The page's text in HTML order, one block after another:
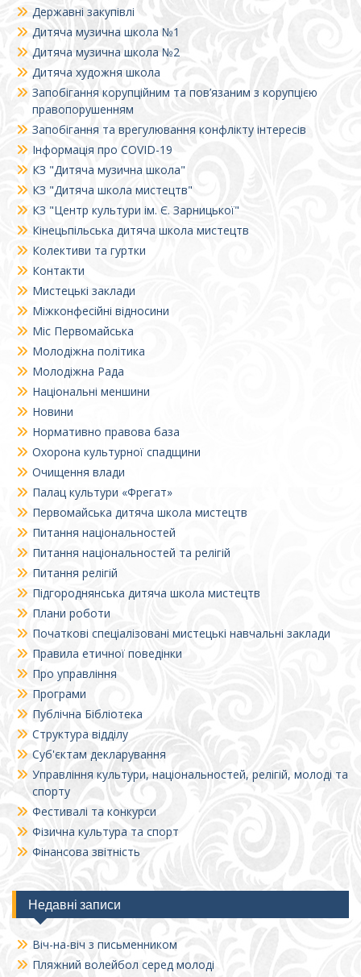
Державні закупівлі
Дитяча музична школа №1
Дитяча музична школа №2
Дитяча художня школа
Запобігання корупційним та пов’язаним з корупцією
правопорушенням
Запобігання та врегулювання конфлікту інтересів
Інформація про COVID-19
КЗ "Дитяча музична школа"
КЗ "Дитяча школа мистецтв"
КЗ "Центр культури ім. Є. Зарницької"
Кінецьпільська дитяча школа мистецтв
Колективи та гуртки
Контакти
Мистецькі заклади
Міжконфесійні відносини
Міс Первомайська
Молодіжна політика
Молодіжна Рада
Національні меншини
Новини
Нормативно правова база
Охорона культурної спадщини
Очищення влади
Палац культури «Фрегат»
Первомайська дитяча школа мистецтв
Питання національностей
Питання національностей та релігій
Питання релігій
Підгороднянська дитяча школа мистецтв
Плани роботи
Початкові спеціалізовані мистецькі навчальні заклади
Правила етичної поведінки
Про управління
Програми
Публічна Бібліотека
Структура відділу
Суб'єктам декларування
Управління культури, національностей, релігій, молоді та
спорту
Фестивалі та конкурси
Фізична культура та спорт
Фінансова звітність
Недавні записи
Віч-на-віч з письменником
Пляжний волейбол серед молоді